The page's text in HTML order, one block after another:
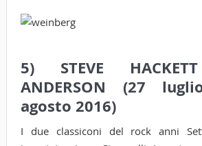
5) STEVE
ANDERSON (27
agosto 2016)
I due classiconi del rock anni